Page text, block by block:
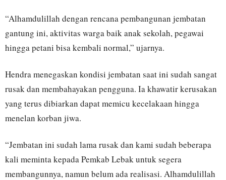
“Alhamdulillah dengan rencana pembangunan jembatan
gantung ini, aktivitas warga baik anak sekolah, pegawai
hingga petani bisa kembali normal,” ujarnya.
Hendra menegaskan kondisi jembatan saat ini sudah sangat
rusak dan membahayakan pengguna. Ia khawatir kerusakan
yang terus dibiarkan dapat memicu kecelakaan hingga
menelan korban jiwa.
“Jembatan ini sudah lama rusak dan kami sudah beberapa
kali meminta kepada Pemkab Lebak untuk segera
membangunnya, namun belum ada realisasi. Alhamdulillah